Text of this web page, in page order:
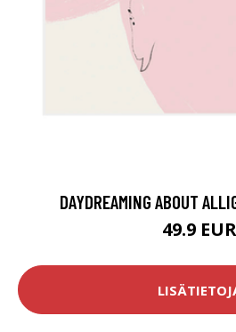
DAYDREAMING ABOUT
49.9 EUR